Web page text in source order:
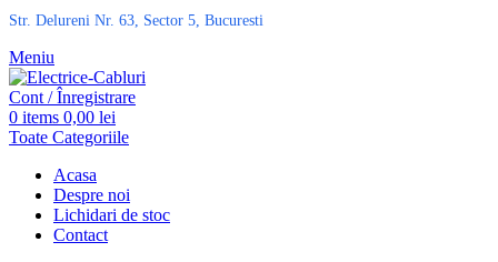
Str. Delureni Nr. 63, Sector 5, Bucuresti
Meniu
Cont / Înregistrare
0 items 0,00 lei
Toate Categoriile
Acasa
Despre noi
Lichidari de stoc
Contact